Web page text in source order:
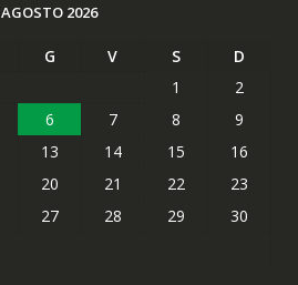
AGOSTO 2026
G V S
D
1
2
6 7 8
9
13 14 15
16
20 21 22
23
27 28 29
30